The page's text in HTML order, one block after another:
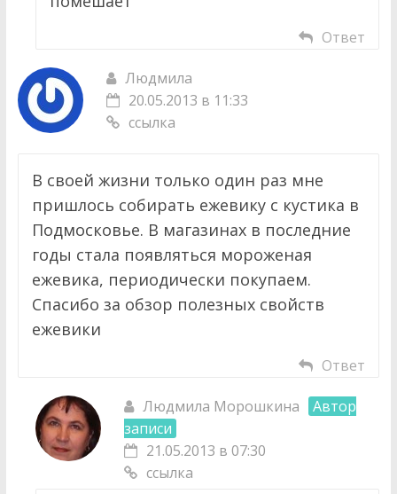
Ответ
Людмила
20.05.2013 в 11:33
ссылка
В своей жизни только один раз мне
пришлось собирать ежевику с кустика в
Подмосковье. В магазинах в последние
годы стала появляться мороженая
ежевика, периодически покупаем.
Спасибо за обзор полезных свойств
ежевики
Ответ
Людмила Морошкина
Автор
записи
21.05.2013 в 07:30
ссылка